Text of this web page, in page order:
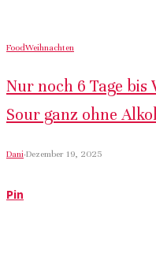
FoodWeihnachten
Nur noch 6 Tage bis
Sour ganz ohne
Dani·Dezember 19, 2025
Pin